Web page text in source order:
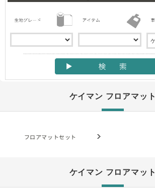
ケイマン フロアマット
フロアマットセット
ケイマン フロアマット